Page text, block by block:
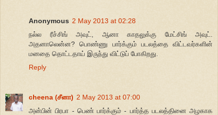
Anonymous 2 May 2013 at 02:28
நல்ல ரீச்சிங் அவுட், ஆனா காதலுக்கு மேட்சிங் அவுட்.
அதனாலென்ன? பொண்ணு பார்க்கும் படலத்தை விட்டவர்களின்
மனதை தொட்டதாய் இருந்து விட்டுப் போகிறது.
Reply
cheena (சீனா) 2 May 2013 at 07:00
அன்பின் பிரபா - பெண் பார்க்கும் - பார்த்த படலத்தினை அழகாக